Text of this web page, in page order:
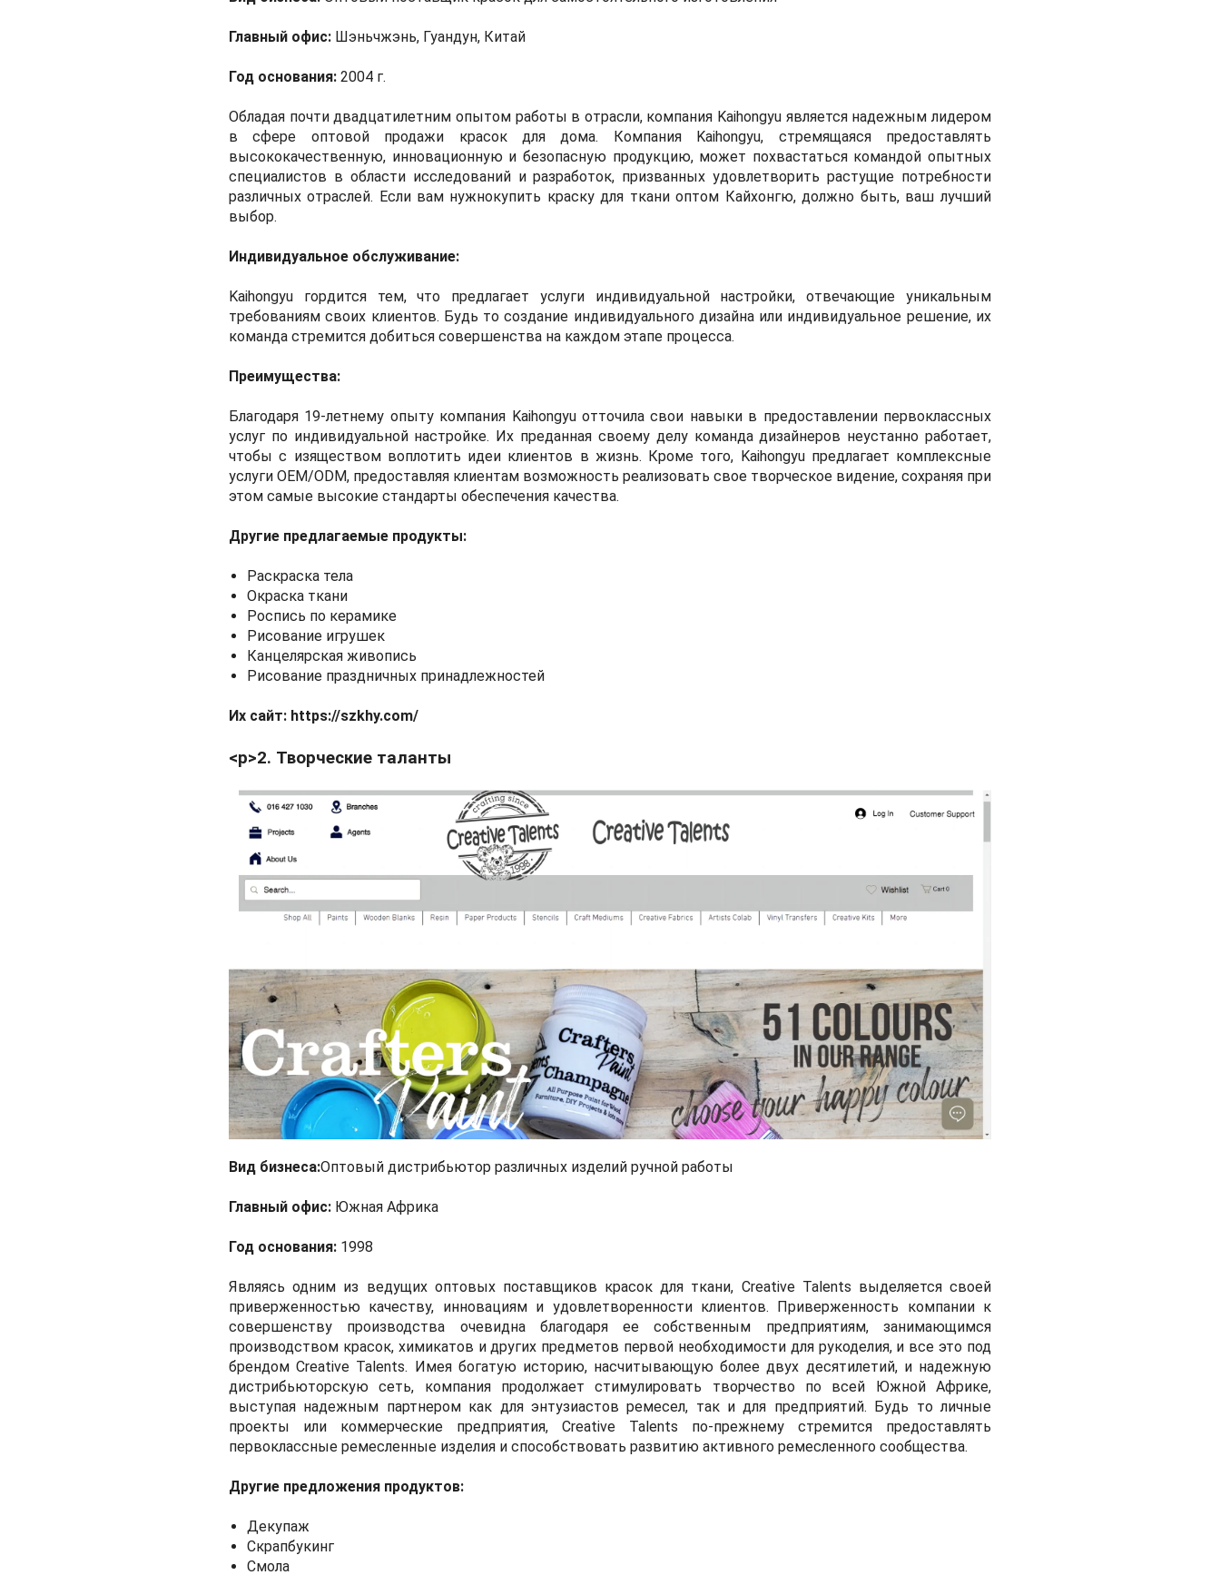
Главный офис: Шэньчжэнь, Гуандун, Китай
Год основания: 2004 г.
Обладая почти двадцатилетним опытом работы в отрасли, компания Kaihongyu является надежным лидером
в сфере оптовой продажи красок для дома. Компания Kaihongyu, стремящаяся предоставлять
высококачественную, инновационную и безопасную продукцию, может похвастаться командой опытных
специалистов в области исследований и разработок, призванных удовлетворить растущие потребности
различных отраслей. Если вам нужнокупить краску для ткани оптом Кайхонгю, должно быть, ваш лучший
выбор.
Индивидуальное обслуживание:
Kaihongyu гордится тем, что предлагает услуги индивидуальной настройки, отвечающие уникальным
требованиям своих клиентов. Будь то создание индивидуального дизайна или индивидуальное решение, их
команда стремится добиться совершенства на каждом этапе процесса.
Преимущества:
Благодаря 19-летнему опыту компания Kaihongyu отточила свои навыки в предоставлении первоклассных
услуг по индивидуальной настройке. Их преданная своему делу команда дизайнеров неустанно работает,
чтобы с изяществом воплотить идеи клиентов в жизнь. Кроме того, Kaihongyu предлагает комплексные
услуги OEM/ODM, предоставляя клиентам возможность реализовать свое творческое видение, сохраняя при
этом самые высокие стандарты обеспечения качества.
Другие предлагаемые продукты:
Раскраска тела
Окраска ткани
Роспись по керамике
Рисование игрушек
Канцелярская живопись
Рисование праздничных принадлежностей
Их сайт: https://szkhy.com/
<р>2. Творческие таланты
Вид бизнеса:Оптовый дистрибьютор различных изделий ручной работы
Главный офис: Южная Африка
Год основания: 1998
Являясь одним из ведущих оптовых поставщиков красок для ткани, Creative Talents выделяется своей
приверженностью качеству, инновациям и удовлетворенности клиентов. Приверженность компании к
совершенству производства очевидна благодаря ее собственным предприятиям, занимающимся
производством красок, химикатов и других предметов первой необходимости для рукоделия, и все это под
брендом Creative Talents. Имея богатую историю, насчитывающую более двух десятилетий, и надежную
дистрибьюторскую сеть, компания продолжает стимулировать творчество по всей Южной Африке,
выступая надежным партнером как для энтузиастов ремесел, так и для предприятий. Будь то личные
проекты или коммерческие предприятия, Creative Talents по-прежнему стремится предоставлять
первоклассные ремесленные изделия и способствовать развитию активного ремесленного сообщества.
Другие предложения продуктов:
Декупаж
Скрапбукинг
Смола